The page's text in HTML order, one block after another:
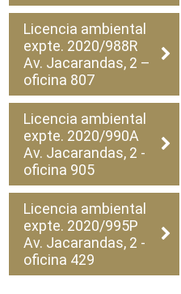
Licencia ambiental
expte. 2020/988R
Av. Jacarandas, 2 –
oficina 807
Licencia ambiental
expte. 2020/990A
Av. Jacarandas, 2 -
oficina 905
Licencia ambiental
expte. 2020/995P
Av. Jacarandas, 2 -
oficina 429